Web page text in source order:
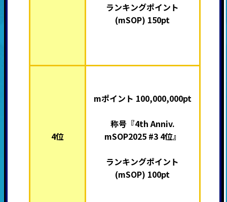
ランキングポイント
(mSOP) 150pt
4位
mポイント 100,000,000pt
称号『4th Anniv.
mSOP2025 #3 4位』
ランキングポイント
(mSOP) 100pt